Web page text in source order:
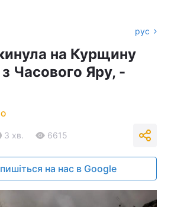
рус
на Курщину
з Часового Яру, -
3 хв. 6615
на нас в Google